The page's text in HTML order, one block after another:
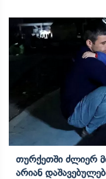
Თურქეთში Ძლიერ
Არიან